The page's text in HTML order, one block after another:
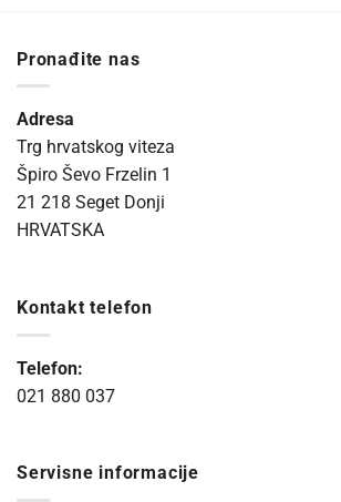
Pronađite nas
Adresa
Trg hrvatskog viteza
Špiro Ševo Frzelin 1
21 218 Seget Donji
HRVATSKA
Kontakt telefon
Telefon:
021 880 037
Servisne informacije